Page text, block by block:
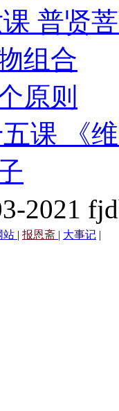
普贤
组合
原则
课 《
2021
站 | 报恩斋 | 大事记 |